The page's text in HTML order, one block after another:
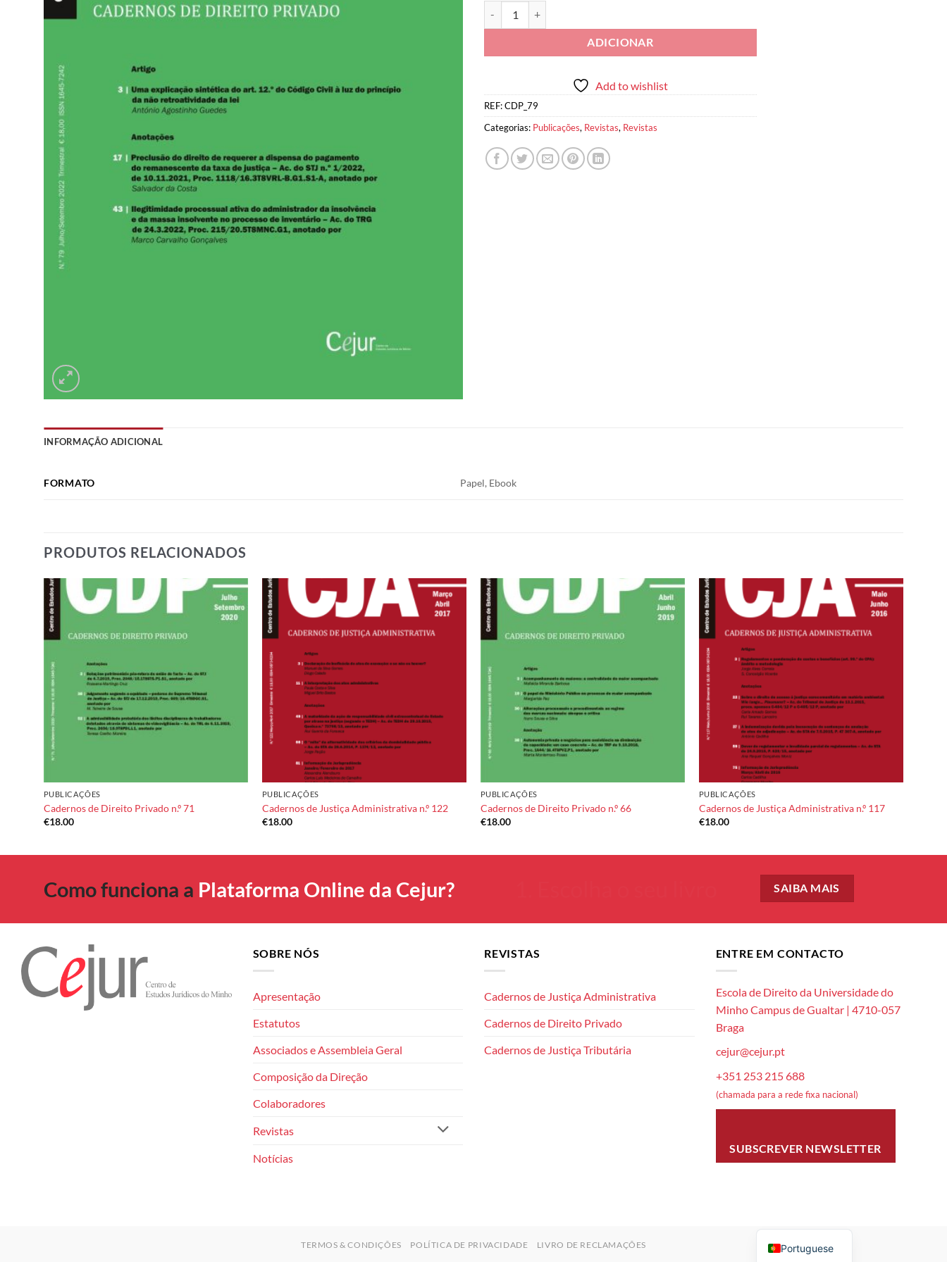
ADICIONAR
Add to wishlist
REF:CDP_79
Categorias: Publicações, Revistas, Revistas
INFORMAÇÃO ADICIONAL
FORMATO Papel, Ebook
PRODUTOS RELACIONADOS
Add to
PUBLICAÇÕES
Cadernos de Direito Privado n.º 71
€18.00
Add to
PUBLICAÇÕES
Cadernos de Justiça Administrativa n.º 122
€18.00
Add to
PUBLICAÇÕES
Cadernos de Direito Privado n.º 66
€18.00
Add to
PUBLICAÇÕES
Cadernos de Justiça Administrativa n.º 117
€18.00
Como funciona a Plataforma Online da Cejur? SAIBA MAIS
SOBRE NÓS
Apresentação
Estatutos
Associados e Assembleia Geral
Composição da Direção
Colaboradores
Revistas
Notícias
REVISTAS
Cadernos de Justiça Administrativa
Cadernos de Direito Privado
Cadernos de Justiça Tributária
ENTRE EM CONTACTO
Escola de Direito da Universidade do
Minho Campus de Gualtar | 4710-057
Braga
cejur@cejur.pt
+351 253 215 688
(chamada para a rede fixa nacional)
SUBSCREVER NEWSLETTER
TERMOS & CONDIÇÕES POLÍTICA DE PRIVACIDADE LIVRO DE RECLAMAÇÕES Portuguese